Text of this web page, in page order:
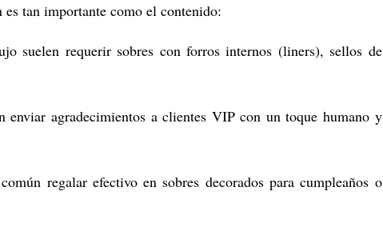
es tan importante como el contenido:
suelen requerir sobres con forros internos (liners), sellos de
enviar agradecimientos a clientes VIP con un toque humano y
regalar efectivo en sobres decorados para cumpleaños o